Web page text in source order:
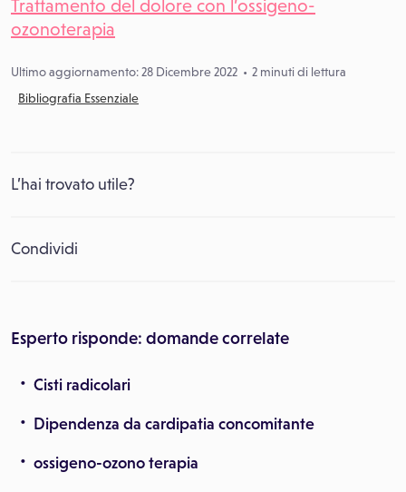
Trattamento del dolore con l’ossigeno-
ozonoterapia
Ultimo aggiornamento: 28 Dicembre 2022
2 minuti di lettura
Bibliografia Essenziale
L’hai trovato utile?
Condividi
Esperto risponde: domande correlate
Cisti radicolari
Dipendenza da cardipatia concomitante
ossigeno-ozono terapia